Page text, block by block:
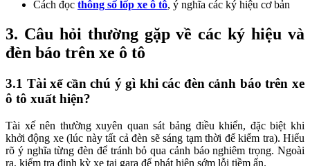
Cách đọc thông số lốp xe ô tô, ý nghĩa các ký hiệu cơ bản
3. Câu hỏi thường gặp về các ký hiệu và
đèn báo trên xe ô tô
3.1 Tài xế cần chú ý gì khi các đèn cảnh báo trên xe
ô tô xuất hiện?
Tài xế nên thường xuyên quan sát bảng điều khiển, đặc biệt khi
khởi động xe (lúc này tất cả đèn sẽ sáng tạm thời để kiểm tra). Hiểu
rõ ý nghĩa từng đèn để tránh bỏ qua cảnh báo nghiêm trọng. Ngoài
ra, kiểm tra định kỳ xe tại gara để phát hiện sớm lỗi tiềm ẩn.